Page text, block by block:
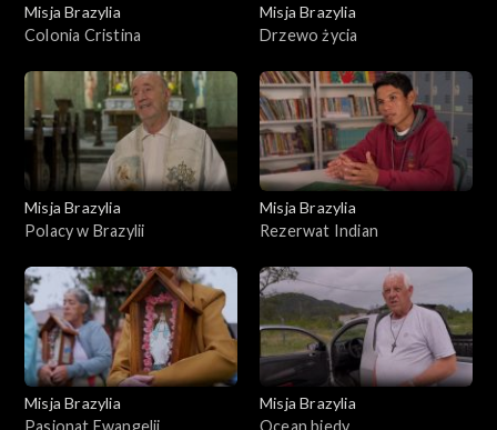
Misja Brazylia
Colonia Cristina
Misja Brazylia
Drzewo życia
Misja Brazylia
Polacy w Brazylii
Misja Brazylia
Rezerwat Indian
Misja Brazylia
Pasjonat Ewangelii
Misja Brazylia
Ocean biedy